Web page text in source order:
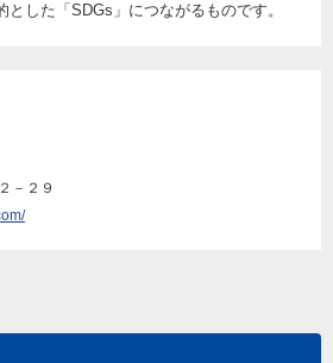
した「SDGs」につながるものです。
－２９